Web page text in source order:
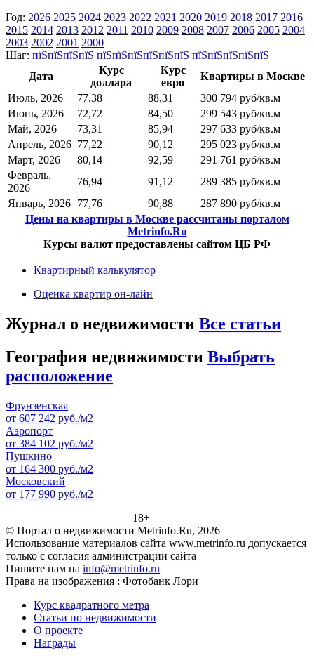
Год: 2026 2025 2024 2023 2022 2021 2020 2019 2018 2017 2016
2015 2014 2013 2012 2011 2010 2009 2008 2007 2006 2005 2004
2003 2002 2001 2000
Шаг: пїЅпїЅпїЅпїЅ пїЅпїЅпїЅпїЅпїЅпїЅ пїЅпїЅпїЅпїЅпїЅ
Дата
Курс
доллара
Курс
евро
Квартиры в Москве
Июль, 2026
77,38 88,31
300 794 руб/кв.м
Июнь, 2026
72,72 84,50
299 543 руб/кв.м
Май, 2026
73,31 85,94
297 633 руб/кв.м
Апрель, 2026 77,22 90,12
295 023 руб/кв.м
Март, 2026
80,14 92,59
291 761 руб/кв.м
Февраль,
2026
76,94 91,12
289 385 руб/кв.м
Январь, 2026 77,76 90,88
287 890 руб/кв.м
Цены на квартиры в Москве рассчитаны порталом
Metrinfo.Ru
Курсы валют предоставлены сайтом ЦБ РФ
Квартирный калькулятор
Оценка квартир он-лайн
Журнал о недвижимости Все статьи
География недвижимости Выбрать
расположение
Фрунзенская
от 607 242 руб./м2
Аэропорт
от 384 102 руб./м2
Пушкино
от 164 300 руб./м2
Московский
от 177 990 руб./м2
18+
© Портал о недвижимости Metrinfo.Ru, 2026
Использование материалов сайта www.metrinfo.ru допускается
только с согласия администрации сайта
Пишите нам на info@metrinfo.ru
Права на изображения : Фотобанк Лори
Курс квадратного метра
Статьи по недвижимости
О проекте
Награды